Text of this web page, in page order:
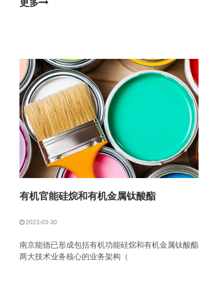
更多
有机官能硅烷和有机金属钛酸酯
2023-03-30
南京能德已形成包括有机功能硅烷和有机金属钛酸酯
两大技术业务核心的业务架构（